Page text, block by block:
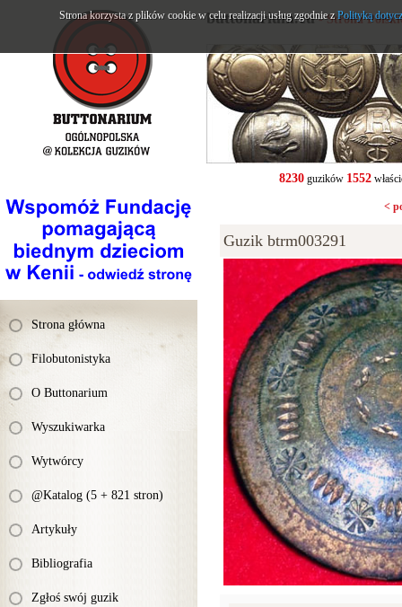
Strona główna
Filobutonistyka
O Buttonarium
Wyszukiwarka
Wytwórcy
@Katalog (5 + 821 stron)
Artykuły
Bibliografia
Zgłoś swój guzik
buttonarium.eu- Strona
8230guzików 1552
<
Guzik btrm003291
Strona korzysta z plików cookie w celu realizacji usług zgodnie zPolityką